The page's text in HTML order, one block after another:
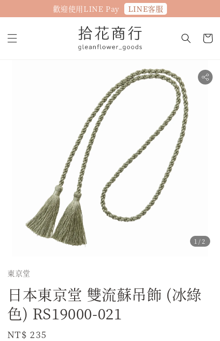
歡迎使用LINE Pay LINE客服
1 /2
東京堂
日本東京堂 雙流蘇吊飾 (冰綠
色) RS19000-021
Regular
NT$ 235